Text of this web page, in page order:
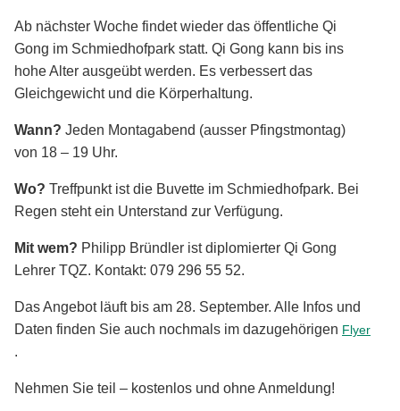
Ab nächster Woche findet wieder das öffentliche Qi
Gong im Schmiedhofpark statt. Qi Gong kann bis ins
hohe Alter ausgeübt werden. Es verbessert das
Gleichgewicht und die Körperhaltung.
Wann? Jeden Montagabend (ausser Pfingstmontag)
von 18 – 19 Uhr.
Wo? Treffpunkt ist die Buvette im Schmiedhofpark. Bei
Regen steht ein Unterstand zur Verfügung.
Mit wem? Philipp Bründler ist diplomierter Qi Gong
Lehrer TQZ. Kontakt: 079 296 55 52.
Das Angebot läuft bis am 28. September. Alle Infos und
Daten finden Sie auch nochmals im dazugehörigen Flyer
.
Nehmen Sie teil – kostenlos und ohne Anmeldung!